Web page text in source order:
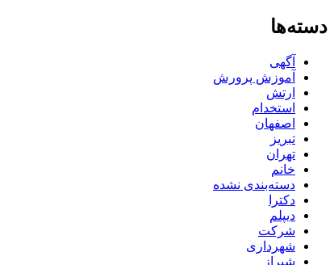
دسته‌ها
آگهی
آموزش پرورش
ارتش
استخدام
اصفهان
تبریز
تهران
خانم
دسته‌بندی نشده
دکترا
دیپلم
شرکت
شهرداری
شیراز